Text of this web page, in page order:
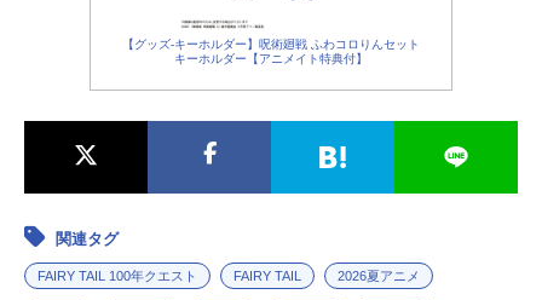
【グッズ-キーホルダー】呪術廻戦 ふわコロりんセット
キーホルダー【アニメイト特典付】
関連タグ
FAIRY TAIL 100年クエスト FAIRY TAIL 2026夏アニメ